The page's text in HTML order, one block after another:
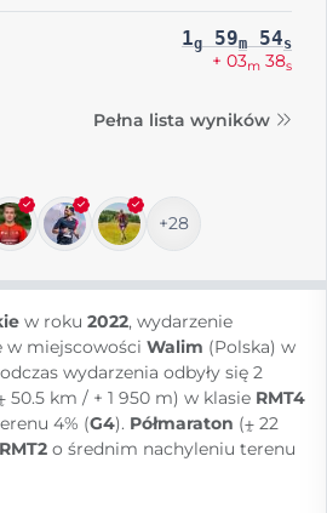
1g 59m 54s
+ 03m 38s
Pełna lista wyników
+28
w roku 2022, wydarzenie
w miejscowości Walim (Polska) w
wydarzenia odbyły się 2
50.5 km / + 1 950 m) w klasie RMT4
4% (G4). Półmaraton (⨦ 22
RMT2 o średnim nachyleniu terenu